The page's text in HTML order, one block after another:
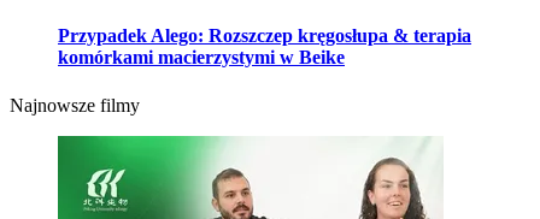
Przypadek Alego: Rozszczep kręgosłupa & terapia
komórkami macierzystymi w Beike
Najnowsze filmy